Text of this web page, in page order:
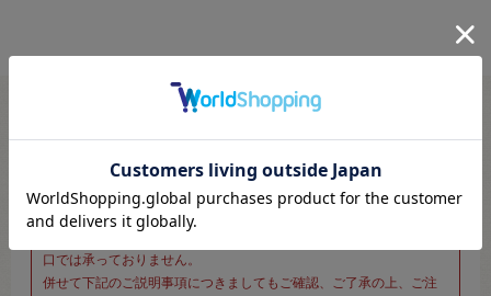
こちらのページは、店頭にてあらかじめ商品詳細および商品コード
をご確認いただいた上でご注文いただけるページです。
そのため、商品画像および詳細は記載しておりません。
口では承っておりません。
併せて下記のご説明事項につきましてもご確認、ご了承の上、ご注